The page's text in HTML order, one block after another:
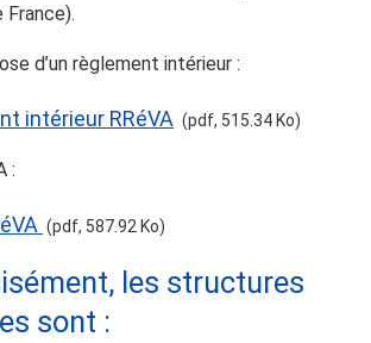
France).
d’un règlement intérieur :
intérieur RRéVA (pdf, 515.34 Ko)
:
(pdf, 587.92 Ko)
les structures
sont :